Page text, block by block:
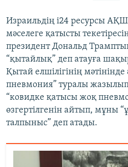
Израильдің i24 ресурсы
мәселеге қатысты
президент Дональд
“қытайлық” деп атауға
Қытай елшілігінің мәтінінде
пневмония” туралы жазылып,
“ковидке қатысы жоқ
өзгертілгенін айтып, мұны
талпыныс” деп атады.